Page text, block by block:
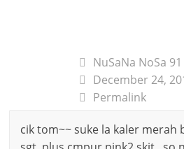
NuSaNa NoSa 91
December 24,
Permalink
cik tom~~ suke la kaler merah